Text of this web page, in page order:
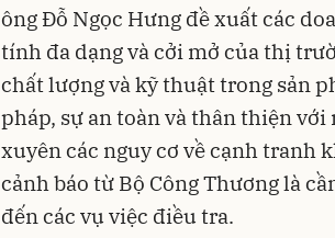
ông Đỗ Ngọc Hưng đề xuất các
tính đa dạng và cởi mở của thị
chất lượng và kỹ thuật trong sản
pháp, sự an toàn và thân thiện
xuyên các nguy cơ về cạnh tranh
cảnh báo từ Bộ Công Thương là
đến các vụ việc điều tra.